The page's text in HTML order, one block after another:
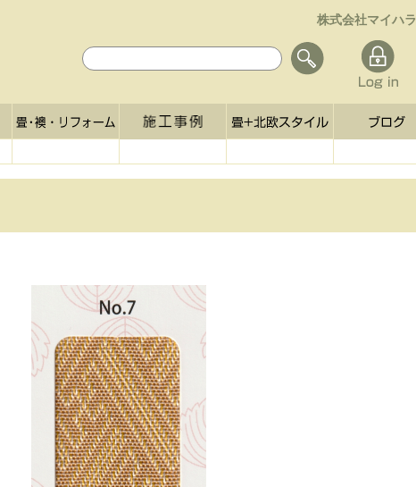
株式会社マイハラ